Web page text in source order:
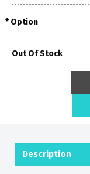
Option
Out Of Stock
Description